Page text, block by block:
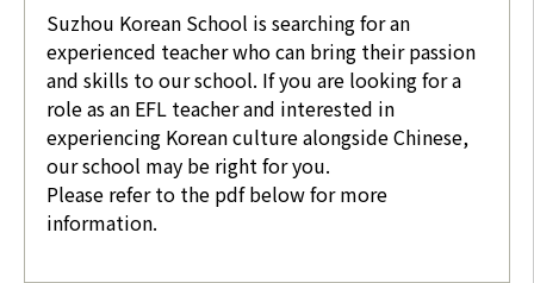
Suzhou Korean School is searching for an
experienced teacher who can bring their passion
and skills to our school. If you are looking for a
role as an EFL teacher and interested in
experiencing Korean culture alongside Chinese,
our school may be right for you.
Please refer to the pdf below for more
information.